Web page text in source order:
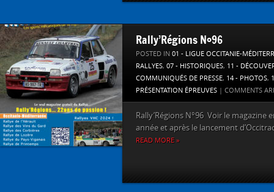
Rally’Régions N°96
POSTED IN 01 - LIGUE OCCITANIE-
RALLYES, 07 - HISTORIQUES, 11 -
COMMUNIQUÉS DE PRESSE, 14 - PHOTOS,
PRÉSENTATION ÉPREUVES | COMMENTS
Rally’Régions N°96 Voir le magazine
année et après le lancement
READ MORE »